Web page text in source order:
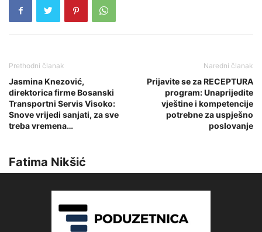
Prethodni članak
Jasmina Knezović,
direktorica firme Bosanski
Transportni Servis Visoko:
Snove vrijedi sanjati, za sve
treba vremena…
Naredni članak
Prijavite se za RECEPTURA
program: Unaprijedite
vještine i kompetencije
potrebne za uspješno
poslovanje
Fatima Nikšić